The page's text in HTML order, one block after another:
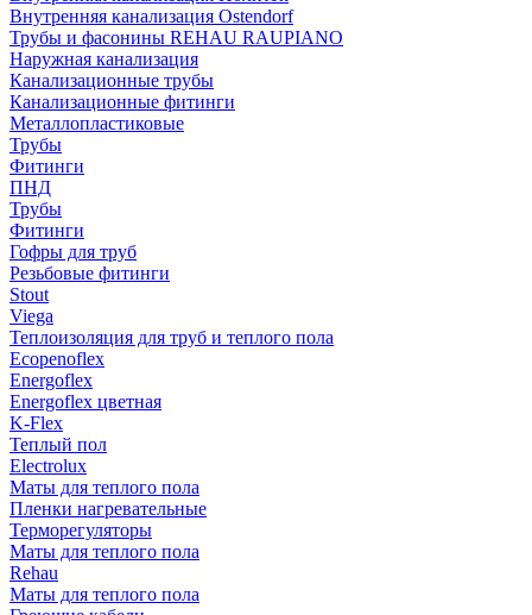
Внутренняя канализация Ostendorf
Трубы и фасонины REHAU RAUPIANO
Наружная канализация
Канализационные трубы
Канализационные фитинги
Металлопластиковые
Трубы
Фитинги
ПНД
Трубы
Фитинги
Гофры для труб
Резьбовые фитинги
Stout
Viega
Теплоизоляция для труб и теплого пола
Ecopenoflex
Energoflex
Energoflex цветная
K-Flex
Теплый пол
Electrolux
Маты для теплого пола
Пленки нагревательные
Терморегуляторы
Маты для теплого пола
Rehau
Маты для теплого пола